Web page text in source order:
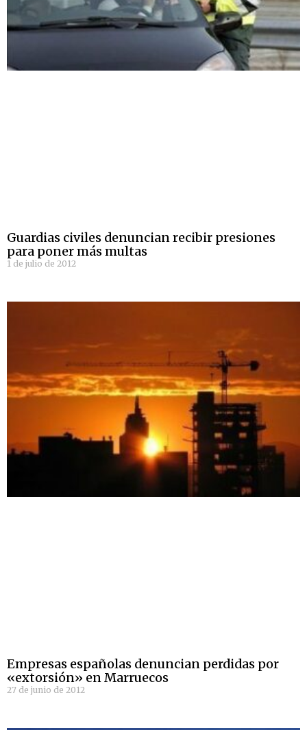
Guardias civiles denuncian recibir presiones
para poner más multas
1 de julio de 2012
Empresas españolas denuncian perdidas por
«extorsión» en Marruecos
27 de junio de 2012